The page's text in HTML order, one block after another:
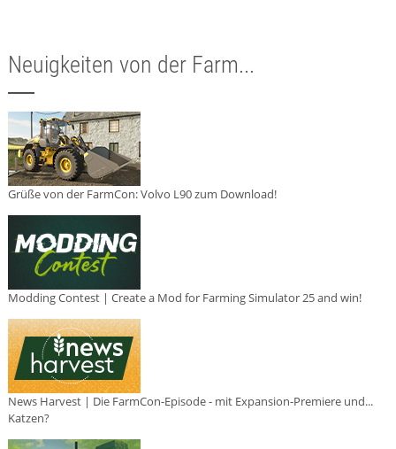
Neuigkeiten von der Farm...
Grüße von der FarmCon: Volvo L90 zum Download!
Modding Contest | Create a Mod for Farming Simulator 25 and win!
News Harvest | Die FarmCon-Episode - mit Expansion-Premiere und...
Katzen?